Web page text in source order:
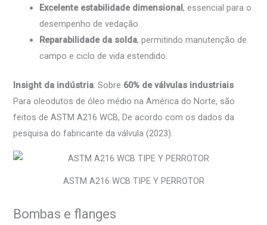
Excelente estabilidade dimensional, essencial para o
desempenho de vedação.
Reparabilidade da solda, permitindo manutenção de
campo e ciclo de vida estendido.
Insight da indústria: Sobre 60% de válvulas industriais
Para oleodutos de óleo médio na América do Norte, são
feitos de ASTM A216 WCB, De acordo com os dados da
pesquisa do fabricante da válvula (2023).
ASTM A216 WCB TIPE Y PERROTOR
Bombas e flanges